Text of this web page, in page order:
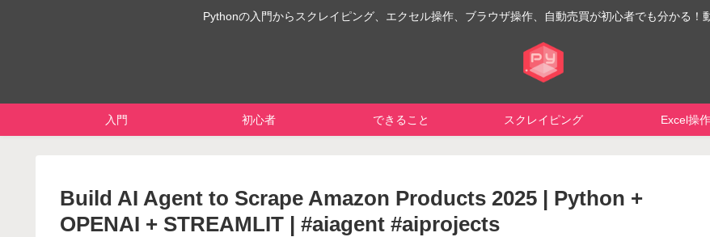
Pythonの入門からスクレイピング、エクセル操作、ブラウザ操作、自動売買が初心者でも分かる！
入門 初心者 できること スクレイピング Excel操作
Build AI Agent to Scrape Amazon Products 2025 | Python +
OPENAI + STREAMLIT | #aiagent #aiprojects